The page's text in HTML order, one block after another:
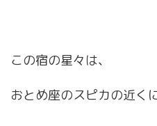
この宿の星々は、
おとめ座のスピカの近く